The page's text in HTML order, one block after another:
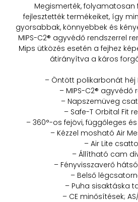
Megismerték,
fejlesztették termékeiket, így
gyorsabbak, könnyebbek és
MIPS-C2® agyvédő rendszerrel
Mips ütközés esetén a fejhez
átirányítva a káros
– Öntött polikarbonát héj
– MIPS-C2® agyvédő
– Napszemüveg
– Safe-T Orbital Fit
– 360°-os fejövi, függőleges
– Kézzel mosható Air
– Air Lite
– Állítható cam
– Fényvisszaverő
– Belső
– Puha sisaktáska
– CE minősítések; AS/